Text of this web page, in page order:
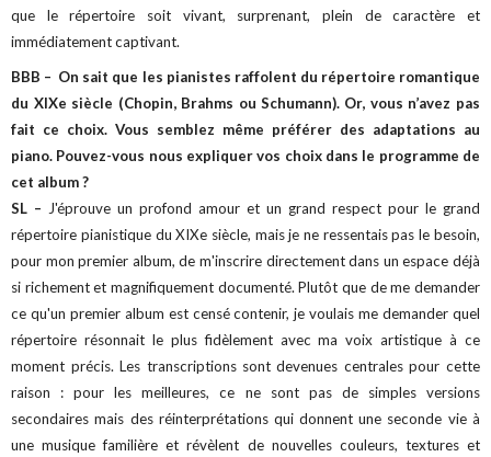
que le répertoire soit vivant, surprenant, plein de caractère et
immédiatement captivant.
BBB – On sait que les pianistes raffolent du répertoire romantique
du XIXe siècle (Chopin, Brahms ou Schumann). Or, vous n’avez pas
fait ce choix. Vous semblez même préférer des adaptations au
piano. Pouvez-vous nous expliquer vos choix dans le programme de
cet album ?
SL – J'éprouve un profond amour et un grand respect pour le grand
répertoire pianistique du XIXe siècle, mais je ne ressentais pas le besoin,
pour mon premier album, de m'inscrire directement dans un espace déjà
si richement et magnifiquement documenté. Plutôt que de me demander
ce qu'un premier album est censé contenir, je voulais me demander quel
répertoire résonnait le plus fidèlement avec ma voix artistique à ce
moment précis. Les transcriptions sont devenues centrales pour cette
raison : pour les meilleures, ce ne sont pas de simples versions
secondaires mais des réinterprétations qui donnent une seconde vie à
une musique familière et révèlent de nouvelles couleurs, textures et